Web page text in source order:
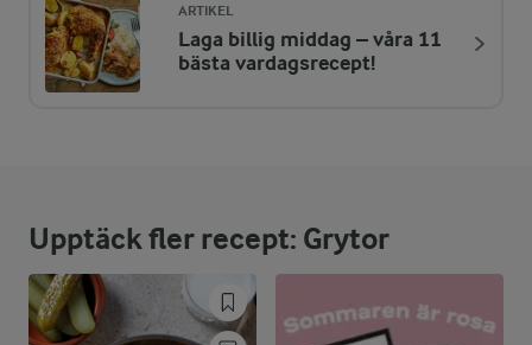
ENERGIDISTRIBUTION %
NÄRINGSVÄRDEN PER PORT
Fett:
64,8 %
38,4 g
Kolhydrater:
7 %
9 g
ARTIKEL
Laga billig middag – våra 11
bästa vardagsrecept!
Upptäck fler recept: Grytor